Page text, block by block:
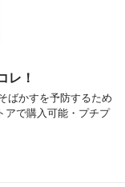
レ！
ばかすを予防するため
で購入可能・プチプ